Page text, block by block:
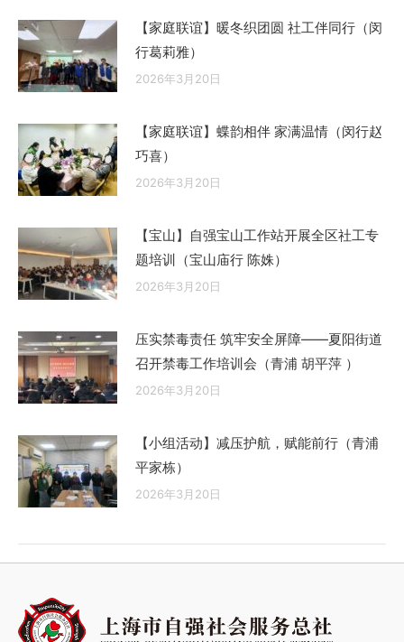
【家庭联谊】暖冬织团圆 社工伴同行（闵
行葛莉雅）
2026年3月20日
【家庭联谊】蝶韵相伴 家满温情（闵行赵
巧喜）
2026年3月20日
【宝山】自强宝山工作站开展全区社工专
题培训（宝山庙行 陈姝）
2026年3月20日
压实禁毒责任 筑牢安全屏障——夏阳街道
召开禁毒工作培训会（青浦 胡平萍 ）
2026年3月20日
【小组活动】减压护航，赋能前行（青浦
平家栋）
2026年3月20日